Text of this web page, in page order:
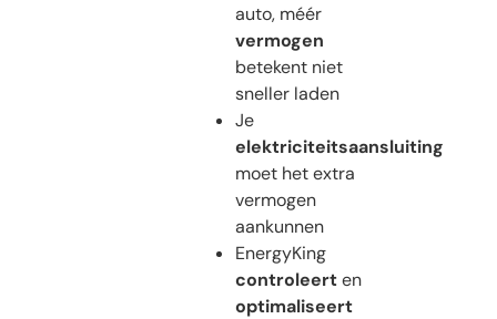
auto, méér
vermogen
betekent niet
sneller laden
Je
elektriciteitsaansluiting
moet het extra
vermogen
aankunnen
EnergyKing
controleerten
optimaliseert